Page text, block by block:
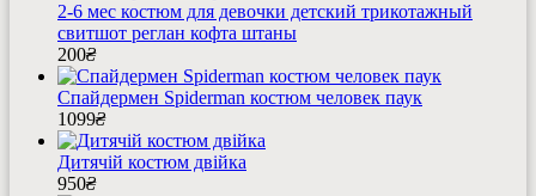
2-6 мес костюм для девочки детский трикотажный
свитшот реглан кофта штаны
200₴
Спайдермен Spiderman костюм человек паук
1099₴
Дитячій костюм двійка
950₴